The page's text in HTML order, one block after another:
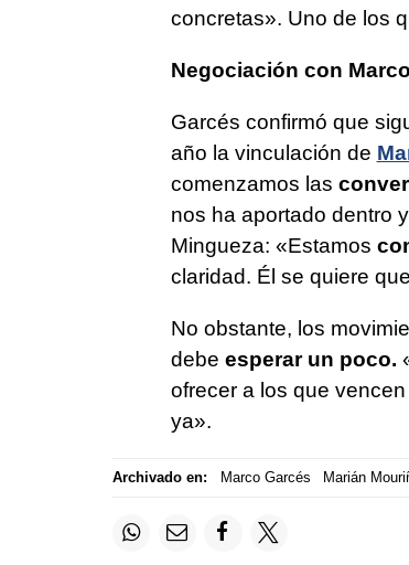
concretas». Uno de los
Negociación con
Garcés confirmó que
año la vinculación de
comenzamos las
nos ha aportado dentro
Mingueza: «Estamos
claridad. Él se quiere
No obstante, los
debe esperar un poco.
ofrecer a los que
ya».
Archivado en: Marco Garcés Marián